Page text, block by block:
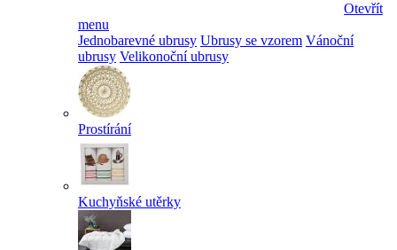
Otevřít
menu
Jednobarevné ubrusy Ubrusy se vzorem Vánoční
ubrusy Velikonoční ubrusy
Prostírání
Kuchyňské utěrky